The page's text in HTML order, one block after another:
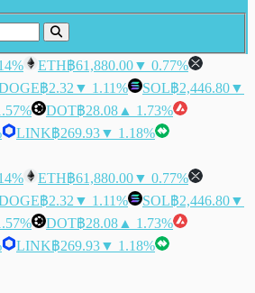
ETH฿61,880.00▼ 0.77%
฿2.32 ▼ 1.11% SOL฿2,446.80▼
DOT฿28.08 ▲ 1.73%
LINK฿269.93▼ 1.18%
ETH฿61,880.00▼ 0.77%
฿2.32 ▼ 1.11% SOL฿2,446.80▼
DOT฿28.08 ▲ 1.73%
LINK฿269.93▼ 1.18%